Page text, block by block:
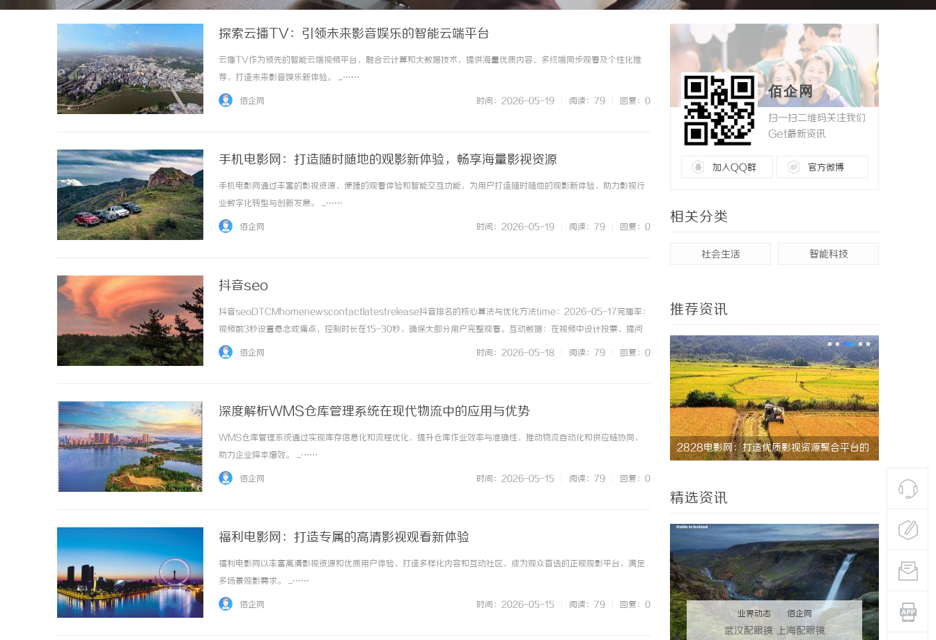
探索云播TV：引领未来影音娱乐的智能云端平台
云播TV作为领先的智能云端视频平台，融合云计算和大数据技术，提供海量优质内容、多终端同步观看及个性化推
荐，打造未来影音娱乐新体验。 ...……
佰企网 时间：2026-05-19 阅读：79 回复：0
手机电影网：打造随时随地的观影新体验，畅享海量影视资源
手机电影网通过丰富的影视资源、便捷的观看体验和智能交互功能，为用户打造随时随地的观影新体验，助力影视行
业数字化转型与创新发展。 ...……
佰企网 时间：2026-05-19 阅读：79 回复：0
抖音seo
抖音seoDTCMhomenewscontactlatestrelease抖音排名的核心算法与优化方法time：2026-05-17完播率：
视频前3秒设置悬念或痛点，控制时长在15-30秒，确保大部分用户完整观看。互动数据：在视频中设计投票、提问
或“双击有惊喜”等引导，提升点赞评论率。视频结构：采用...抖音搜索排名的场景覆盖与持续优化time：2026-0...
佰企网 时间：2026-05-18 阅读：79 回复：0
深度解析WMS仓库管理系统在现代物流中的应用与优势
WMS仓库管理系统通过实现库存信息化和流程优化，提升仓库作业效率与准确性，推动物流自动化和供应链协同，
助力企业降本增效。 ...……
佰企网 时间：2026-05-15 阅读：79 回复：0
福利电影网：打造专属的高清影视观看新体验
福利电影网以丰富高清影视资源和优质用户体验，打造多样化内容和互动社区，成为观众首选的正规观影平台，满足
多场景观影需求。 ...……
佰企网 时间：2026-05-15 阅读：79 回复：0
佰企网
扫一扫二维码关注我们
Get最新资讯
加入QQ群 官方微博
相关分类
社会生活 智能科技
推荐资讯
武汉配眼镜 上海配眼镜 2828电影网：打造优质影视资源聚合平台的
全新体验
八哥电影网：打造优质影视资源共享平台的创
精选资讯
业界动态 佰企网
武汉配眼镜 上海配眼镜